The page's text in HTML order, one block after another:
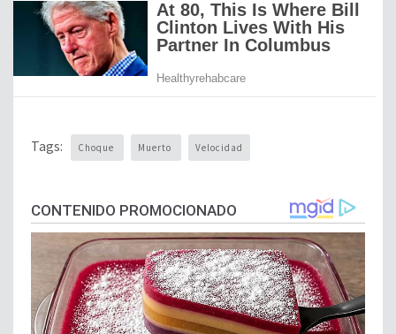
Tags: Choque Muerto Velocidad
CONTENIDO PROMOCIONADO